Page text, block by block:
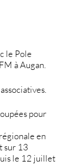
le Pole
à Augan.
pour
en
sur 13
le 12 juillet